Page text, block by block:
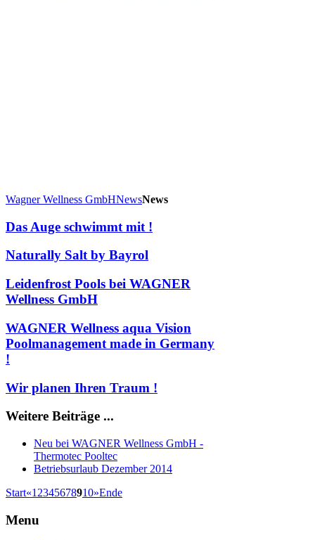
Wagner Wellness GmbHNewsNews
Das Auge schwimmt mit !
Naturally Salt by Bayrol
Leidenfrost Pools bei WAGNER
Wellness GmbH
WAGNER Wellness aqua Vision
Poolmanagement made in Germany
!
Wir planen Ihren Traum !
Weitere Beiträge ...
Neu bei WAGNER Wellness GmbH -
Thermotec Pooltec
Betriebsurlaub Dezember 2014
Start«1 2345678910»Ende
Menu